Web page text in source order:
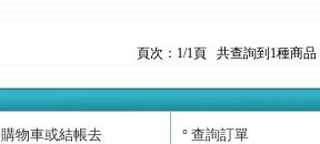
頁次： 1/1頁 共查詢到1種商品
購物車或結帳去 ° 查詢訂單